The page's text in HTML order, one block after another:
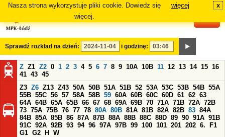
Nasza strona wykorzystuje pliki cookie. Dowiedz się
więcej.
więcej x
Sprawdź rozkład na dzień: i godzinę:
Z Z1 Z2 0 1 2 3 4 5 6 7 8 9 10A 10B 11 12 13 14 15 16
41 43 45
Z3 Z6 Z13 Z43 50A 50B 51A 51B 52 53A 53C 53B 54B 55A
55B 55C 56 57 58A 58B 59 60A 60B 60C 60D 61 62 63
64A 64B 65A 65B 66 67 68 69A 69B 70 71A 71B 72A 72B
73 75A 75B 76 77 78 80A 80B 81A 81B 82A 82B 83 84A
84B 85A 85B 86 87A 87B 88A 88B 88C 88D 89 90 91A 91B
91C 92A 92B 93 94 96 97A 97B 99 100 101 201 202 6.
F1
G1 G2 H
W